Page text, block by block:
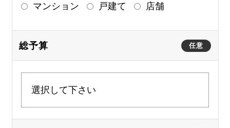
マンション 戸建て 店舗
任意
総予算